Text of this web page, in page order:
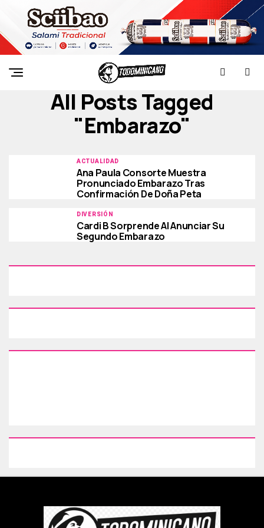
All Posts Tagged
"embarazo"
ACTUALIDAD
Ana Paula Consorte Muestra
Pronunciado Embarazo Tras
Confirmación De Doña Peta
DIVERSIÓN
Cardi B Sorprende Al Anunciar Su
Segundo Embarazo